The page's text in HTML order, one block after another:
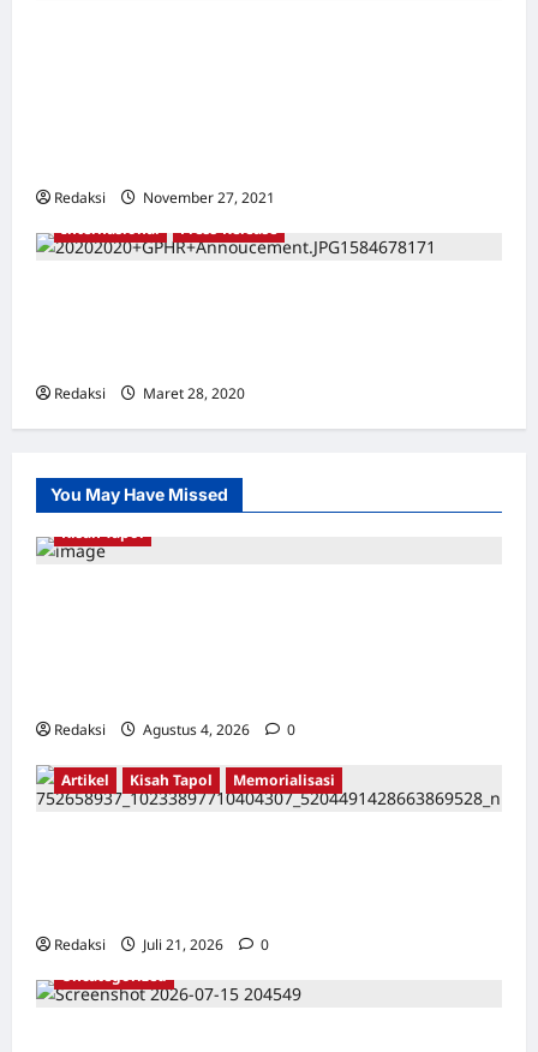
Redaksi November 27, 2021
Internasional
Press-Release
Redaksi Maret 28, 2020
You May Have Missed
Kisah Tapol
Redaksi Agustus 4, 2026 0
Artikel Kisah Tapol Memorialisasi
Redaksi Juli 21, 2026
0
Uncategorized